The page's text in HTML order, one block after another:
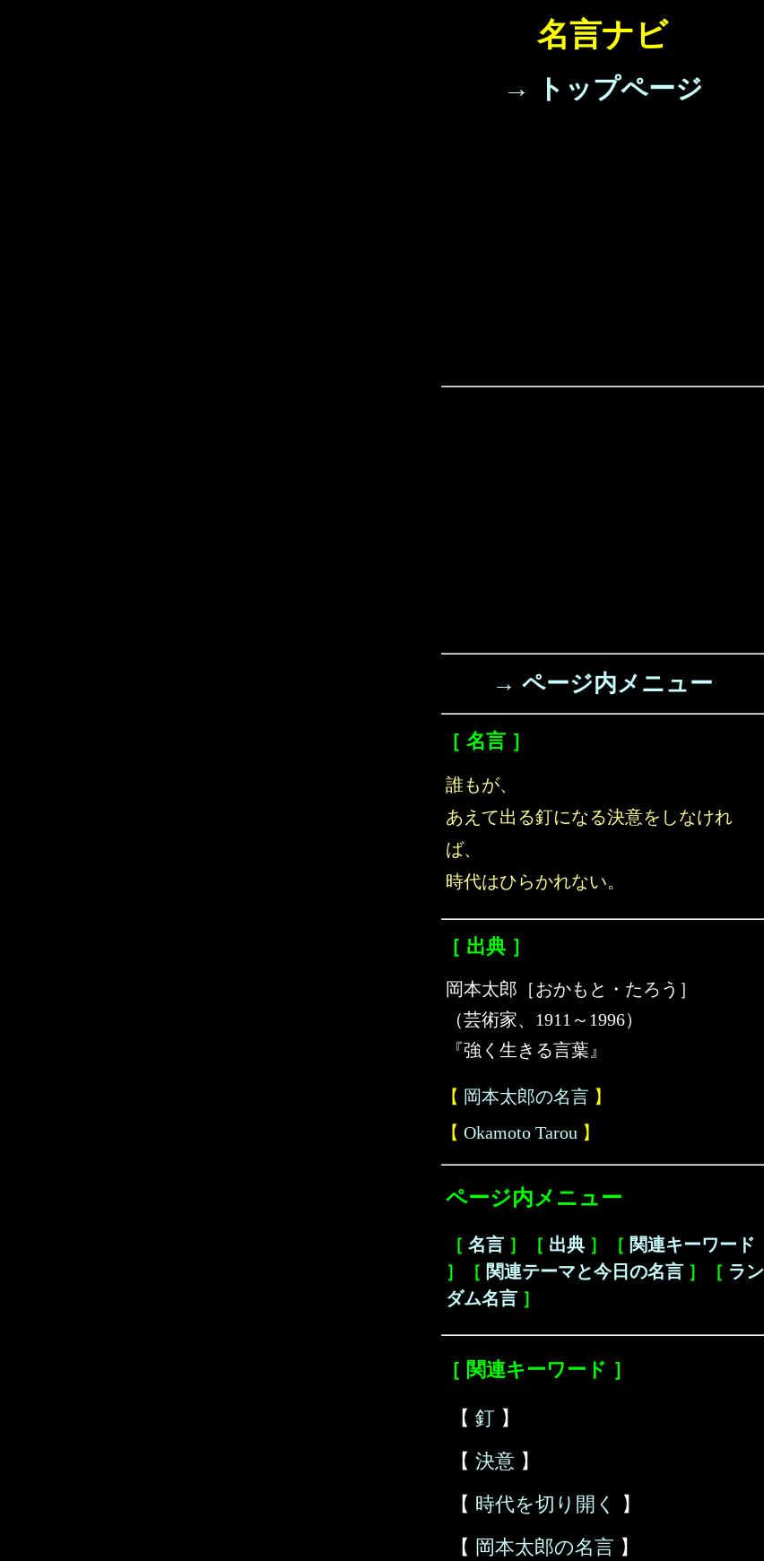
名言ナビ
→ トップページ
→ ページ内メニュー
［ 名言 ］
誰もが、
あえて出る釘になる決意をしなけれ
ば、
時代はひらかれない。
［ 出典 ］
岡本太郎［おかもと・たろう］
（芸術家、1911～1996）
『強く生きる言葉』
【 岡本太郎の名言 】
【 Okamoto Tarou 】
ページ内メニュー
［ 名言 ］［ 出典 ］［ 関連キーワード
］［ 関連テーマと今日の名言 ］［ ラン
ダム名言 ］
［ 関連キーワード ］
【 釘 】
【 決意 】
【 時代を切り開く
】
【 岡本太郎の名言 】